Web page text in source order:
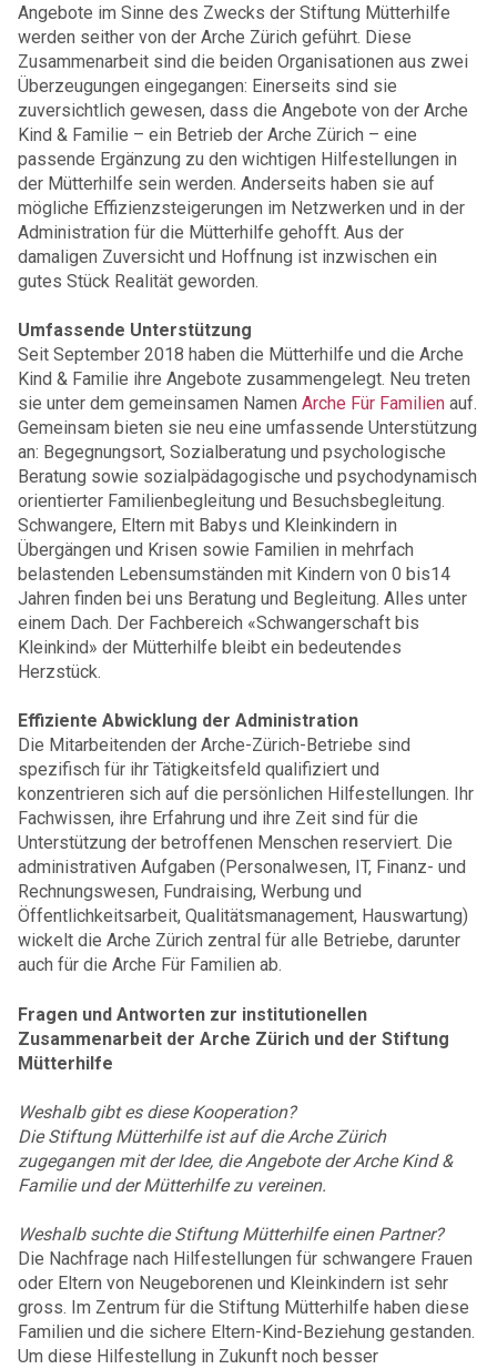
Angebote im Sinne des Zwecks der Stiftung Mütterhilfe
werden seither von der Arche Zürich geführt. Diese
Zusammenarbeit sind die beiden Organisationen aus zwei
Überzeugungen eingegangen: Einerseits sind sie
zuversichtlich gewesen, dass die Angebote von der Arche
Kind & Familie – ein Betrieb der Arche Zürich – eine
passende Ergänzung zu den wichtigen Hilfestellungen in
der Mütterhilfe sein werden. Anderseits haben sie auf
mögliche Effizienzsteigerungen im Netzwerken und in der
Administration für die Mütterhilfe gehofft. Aus der
damaligen Zuversicht und Hoffnung ist inzwischen ein
gutes Stück Realität geworden.
Umfassende Unterstützung
Seit September 2018 haben die Mütterhilfe und die Arche
Kind & Familie ihre Angebote zusammengelegt. Neu treten
sie unter dem gemeinsamen Namen Arche Für Familien auf.
Gemeinsam bieten sie neu eine umfassende Unterstützung
an: Begegnungsort, Sozialberatung und psychologische
Beratung sowie sozialpädagogische und psychodynamisch
orientierter Familienbegleitung und Besuchsbegleitung.
Schwangere, Eltern mit Babys und Kleinkindern in
Übergängen und Krisen sowie Familien in mehrfach
belastenden Lebensumständen mit Kindern von 0 bis14
Jahren finden bei uns Beratung und Begleitung. Alles unter
einem Dach. Der Fachbereich «Schwangerschaft bis
Kleinkind» der Mütterhilfe bleibt ein bedeutendes
Herzstück.
Effiziente Abwicklung der Administration
Die Mitarbeitenden der Arche-Zürich-Betriebe sind
spezifisch für ihr Tätigkeitsfeld qualifiziert und
konzentrieren sich auf die persönlichen Hilfestellungen. Ihr
Fachwissen, ihre Erfahrung und ihre Zeit sind für die
Unterstützung der betroffenen Menschen reserviert. Die
administrativen Aufgaben (Personalwesen, IT, Finanz- und
Rechnungswesen, Fundraising, Werbung und
Öffentlichkeitsarbeit, Qualitätsmanagement, Hauswartung)
wickelt die Arche Zürich zentral für alle Betriebe, darunter
auch für die Arche Für Familien ab.
Fragen und Antworten zur institutionellen
Zusammenarbeit der Arche Zürich und der Stiftung
Mütterhilfe
Weshalb gibt es diese Kooperation?
Die Stiftung Mütterhilfe ist auf die Arche Zürich
zugegangen mit der Idee, die Angebote der Arche Kind &
Familie und der Mütterhilfe zu vereinen.
Weshalb suchte die Stiftung Mütterhilfe einen Partner?
Die Nachfrage nach Hilfestellungen für schwangere Frauen
oder Eltern von Neugeborenen und Kleinkindern ist sehr
gross. Im Zentrum für die Stiftung Mütterhilfe haben diese
Familien und die sichere Eltern-Kind-Beziehung gestanden.
Um diese Hilfestellung in Zukunft noch besser